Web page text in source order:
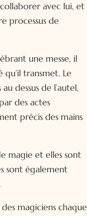
avec lui, et
processus de
une messe, il
transmet. Le
dessus de l’autel,
des actes
précis des mains
magie et elles sont
sont également
magiciens chaque